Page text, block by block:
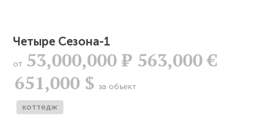
Четыре Сезона-1
от 53,000,000Р 563,000 €
651,000 $ за объект
коттедж